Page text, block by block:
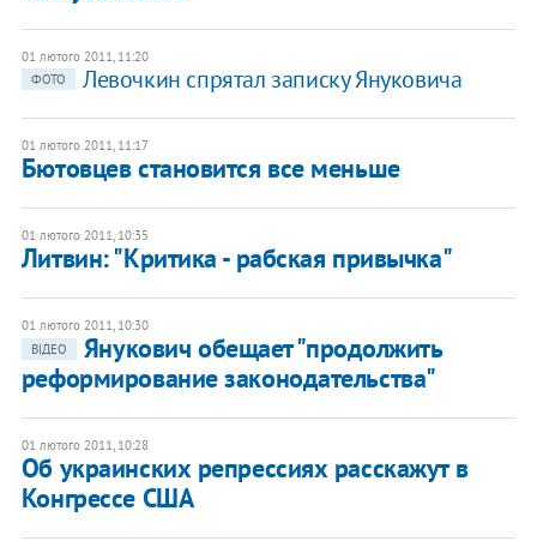
01 лютого 2011, 11:20
ФОТО
Левочкин спрятал записку Януковича
01 лютого 2011, 11:17
Бютовцев становится все меньше
01 лютого 2011, 10:35
Литвин: "Критика - рабская привычка"
01 лютого 2011, 10:30
ВІДЕО
Янукович обещает "продолжить
реформирование законодательства"
01 лютого 2011, 10:28
Об украинских репрессиях расскажут в
Конгрессе США